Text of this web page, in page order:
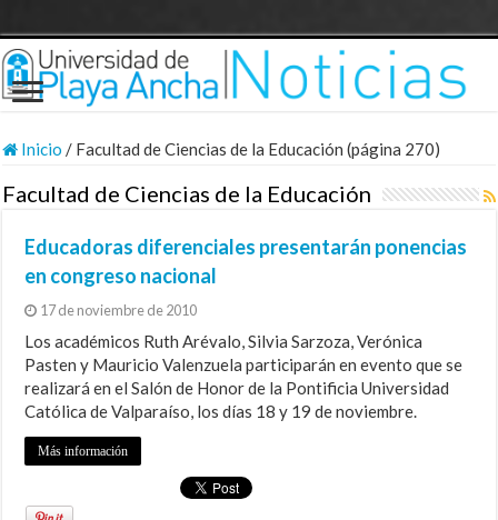
Inicio / Facultad de Ciencias de la Educación (página 270)
Facultad de Ciencias de la Educación
Educadoras diferenciales presentarán ponencias
en congreso nacional
17 de noviembre de 2010
Los académicos Ruth Arévalo, Silvia Sarzoza, Verónica
Pasten y Mauricio Valenzuela participarán en evento que se
realizará en el Salón de Honor de la Pontificia Universidad
Católica de Valparaíso, los días 18 y 19 de noviembre.
Más información